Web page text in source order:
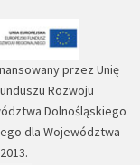
przez Unię
Rozwoju
Dolnośląskiego
dla Województwa